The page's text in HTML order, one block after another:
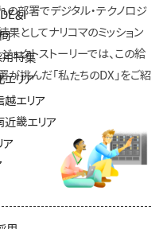
用特集
リア
エリア
畿エリア
ア
の部署でデジタル・テクノロジ
としてナリコマのミッション
ェクトストーリーでは、この給
挑んだ「私たちのDX」をご紹